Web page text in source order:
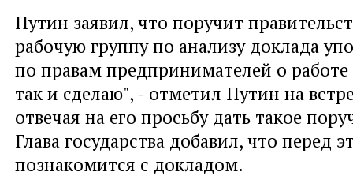
Путин заявил, что поручит
рабочую группу по анализу доклада
по правам предпринимателей о работе
так и сделаю", - отметил Путин на
отвечая на его просьбу дать такое
Глава государства добавил, что перед
познакомится с докладом.